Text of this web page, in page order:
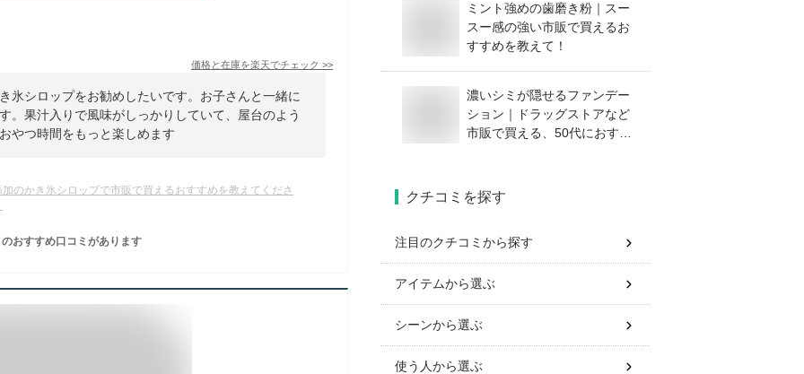
価格と在庫を楽天でチェック >>
氷シロップをお勧めしたいです。お子さんと一緒に
。果汁入りで風味がしっかりしていて、屋台のよう
やつ時間をもっと楽しめます
加のかき氷シロップで市販で買えるおすすめを教えてくださ
のおすすめ口コミがあります
ミント強めの歯磨き粉｜スー
スー感の強い市販で買えるお
すすめを教えて！
濃いシミが隠せるファンデー
ション｜ドラッグストアなど
市販で買える、50代におすす
クチコミを探す
注目のクチコミから探す
アイテムから選ぶ
シーンから選ぶ
使う人から選ぶ